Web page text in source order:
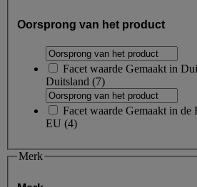
Oorsprong van het product
Facet waarde Gemaakt in
Duitsland (7)
Facet waarde Gemaakt in de
EU (4)
Merk